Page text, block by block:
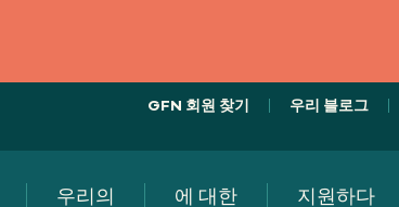
GFN 회원 찾기 우리 블로그
우리의
에 대한
지원하다